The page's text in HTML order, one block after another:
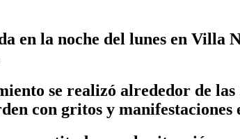
en la noche del lunes en Villa
se realizó alrededor de
con gritos y manifestaciones